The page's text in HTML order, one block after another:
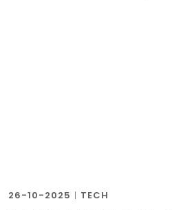
26-10-2025 | TECH